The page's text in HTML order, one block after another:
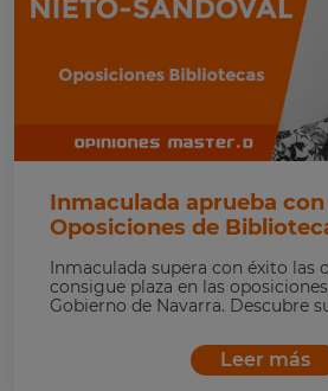
Inmaculada aprueba con
Oposiciones de
Inmaculada supera con éxito las
consigue plaza en las
Gobierno de Navarra. Descubre
Leer más